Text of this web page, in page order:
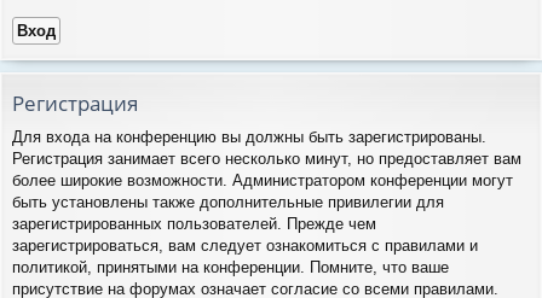
Регистрация
Для входа на конференцию вы должны быть зарегистрированы.
Регистрация занимает всего несколько минут, но предоставляет вам
более широкие возможности. Администратором конференции могут
быть установлены также дополнительные привилегии для
зарегистрированных пользователей. Прежде чем
зарегистрироваться, вам следует ознакомиться с правилами и
политикой, принятыми на конференции. Помните, что ваше
присутствие на форумах означает согласие со всеми правилами.